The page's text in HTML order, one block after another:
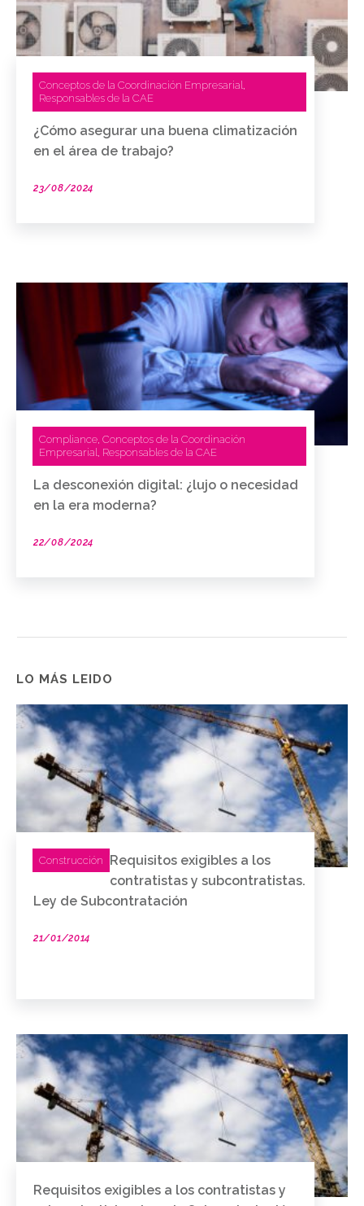
Conceptos de la Coordinación Empresarial ,
Responsables de la CAE
¿Cómo asegurar una buena climatización
en el área de trabajo?
23/08/2024
Compliance, Conceptos de la Coordinación
Empresarial , Responsables de la CAE
La desconexión digital: ¿lujo o necesidad
en la era moderna?
22/08/2024
LO MÁS LEIDO
Construcción
Requisitos exigibles a los
contratistas y subcontratistas.
Ley de Subcontratación
21/01/2014
Requisitos exigibles a los contratistas y